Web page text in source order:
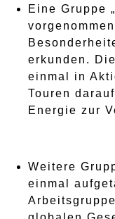
Eine Gruppe
erkunden.
einmal in
Touren
Energie zur
Weitere
einmal